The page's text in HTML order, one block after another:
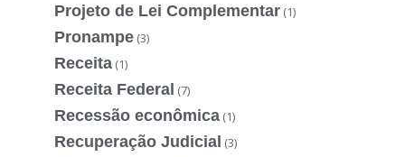
Projeto de Lei Complementar (1)
Pronampe (3)
Receita (1)
Receita Federal (7)
Recessão econômica (1)
Recuperação Judicial (3)